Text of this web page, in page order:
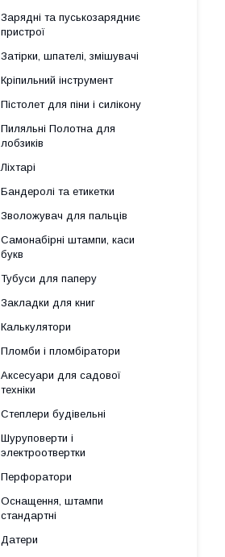
Зарядні та пуськозарядниє
пристрої
Затірки, шпателі, змішувачі
Кріпильний інструмент
Пістолет для піни і силікону
Пиляльні Полотна для
лобзиків
Ліхтарі
Бандеролі та етикетки
Зволожувач для пальців
Самонабірні штампи, каси
букв
Тубуси для паперу
Закладки для книг
Калькулятори
Пломби і пломбіратори
Аксесуари для садової
техніки
Степлери будівельні
Шуруповерти і
электроотвертки
Перфоратори
Оснащення, штампи
стандартні
Датери